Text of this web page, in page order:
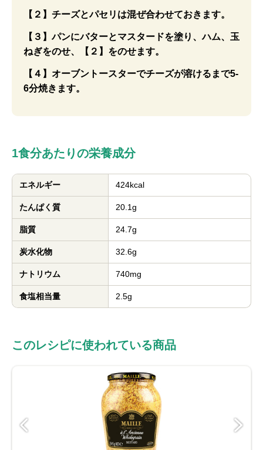
【２】チーズとパセリは混ぜ合わせておきます。
【３】パンにバターとマスタードを塗り、ハム、玉
ねぎをのせ、【２】をのせます。
【４】オーブントースターでチーズが溶けるまで5-
6分焼きます。
1食分あたりの栄養成分
エネルギー 424kcal
たんぱく質 20.1g
脂質 24.7g
炭水化物 32.6g
ナトリウム 740mg
食塩相当量 2.5g
このレシピに使われている商品